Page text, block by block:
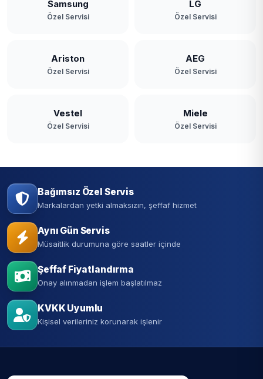
Samsung
Özel Servisi
LG
Özel Servisi
Ariston
Özel Servisi
AEG
Özel Servisi
Vestel
Özel Servisi
Miele
Özel Servisi
Bağımsız Özel Servis
Markalardan yetki almaksızın, şeffaf hizmet
Aynı Gün Servis
Müsaitlik durumuna göre saatler içinde
Şeffaf Fiyatlandırma
Onay alınmadan işlem başlatılmaz
KVKK Uyumlu
Kişisel verileriniz korunarak işlenir